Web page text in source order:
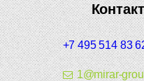
+7 495 514 83
1@mirar-